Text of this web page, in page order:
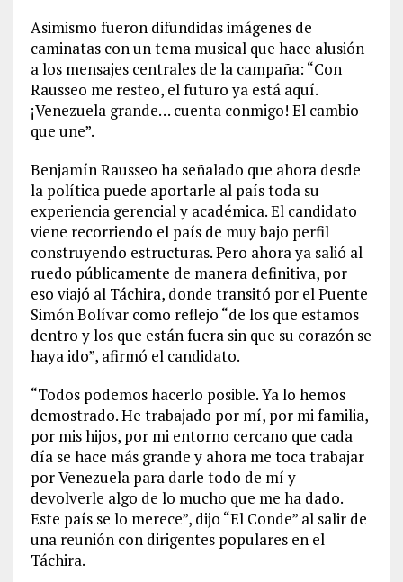
Asimismo fueron difundidas imágenes de
caminatas con un tema musical que hace alusión
a los mensajes centrales de la campaña: “Con
Rausseo me resteo, el futuro ya está aquí.
¡Venezuela grande… cuenta conmigo! El cambio
que une”.
Benjamín Rausseo ha señalado que ahora desde
la política puede aportarle al país toda su
experiencia gerencial y académica. El candidato
viene recorriendo el país de muy bajo perfil
construyendo estructuras. Pero ahora ya salió al
ruedo públicamente de manera definitiva, por
eso viajó al Táchira, donde transitó por el Puente
Simón Bolívar como reflejo “de los que estamos
dentro y los que están fuera sin que su corazón se
haya ido”, afirmó el candidato.
“Todos podemos hacerlo posible. Ya lo hemos
demostrado. He trabajado por mí, por mi familia,
por mis hijos, por mi entorno cercano que cada
día se hace más grande y ahora me toca trabajar
por Venezuela para darle todo de mí y
devolverle algo de lo mucho que me ha dado.
Este país se lo merece”, dijo “El Conde” al salir de
una reunión con dirigentes populares en el
Táchira.